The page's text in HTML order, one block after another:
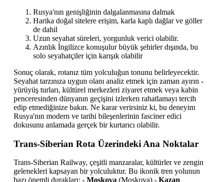
Rusya'nın genişliğinin dalgalanmasına dalmak
Harika doğal sitelere erişim, karla kaplı dağlar ve göller
de dahil
Uzun seyahat süreleri, yorgunluk verici olabilir.
Azınlık İngilizce konuşulur büyük şehirler dışında, bu
solo seyahatçiler için karışık olabilir
Sonuç olarak, rotanız tüm yolculuğun tonunu belirleyecektir.
Seyahat tarzınıza uygun olanı analiz etmek için zaman ayırın -
yürüyüş turları, kültürel merkezleri ziyaret etmek veya kabin
penceresinden dünyanın geçişini izlerken rahatlamayı tercih
edip etmediğinize bakın. Ne karar verirsiniz ki, bu deneyim
Rusya'nın modern ve tarihi bileşenlerinin fasciner edici
dokusunu anlamada gerçek bir kurtarıcı olabilir.
Trans-Siberian Rota Üzerindeki Ana Noktalar
Trans-Siberian Railway, çeşitli manzaralar, kültürler ve zengin
gelenekleri kapsayan bir yolculuktur. Bu ikonik tren yolunun
bazı önemli durakları: - Moskova (Moskova) - Kazan